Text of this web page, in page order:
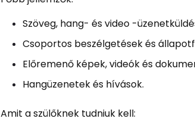
Szöveg, hang- és video -
Csoportos beszélgetések és
Előremenő képek, videók és
Hangüzenetek és hívások.
Amit a szülőknek tudniuk kell: